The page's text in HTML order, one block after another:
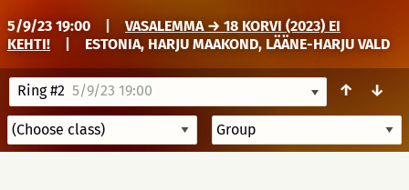
5/9/23 19:00
VASALEMMA → 18 KORVI (2023) EI
KEHTI!
ESTONIA, HARJU MAAKOND, LÄÄNE-HARJU VALD
Ring #2 5/9/23 19:00 ↑ ↓